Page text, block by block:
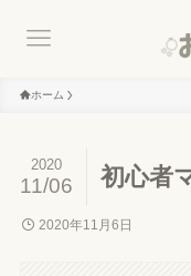
ホーム
初心者
2020
11/06
2020年11月6日